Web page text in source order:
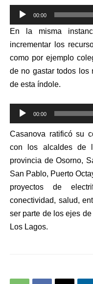
Reproductor
de
audio
00:00
En la misma
incrementar los
como por ejemplo
de no gastar todos los
de esta índole.
Reproductor
de
audio
00:00
Casanova ratificó su
con los alcaldes de
provincia de Osorno,
San Pablo, Puerto
proyectos de
conectividad, salud,
ser parte de los ejes
Los Lagos.